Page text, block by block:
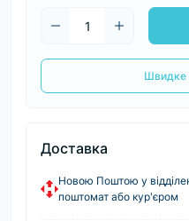
Швидке
Доставка
Новою Поштою у
поштомат або кур'єром